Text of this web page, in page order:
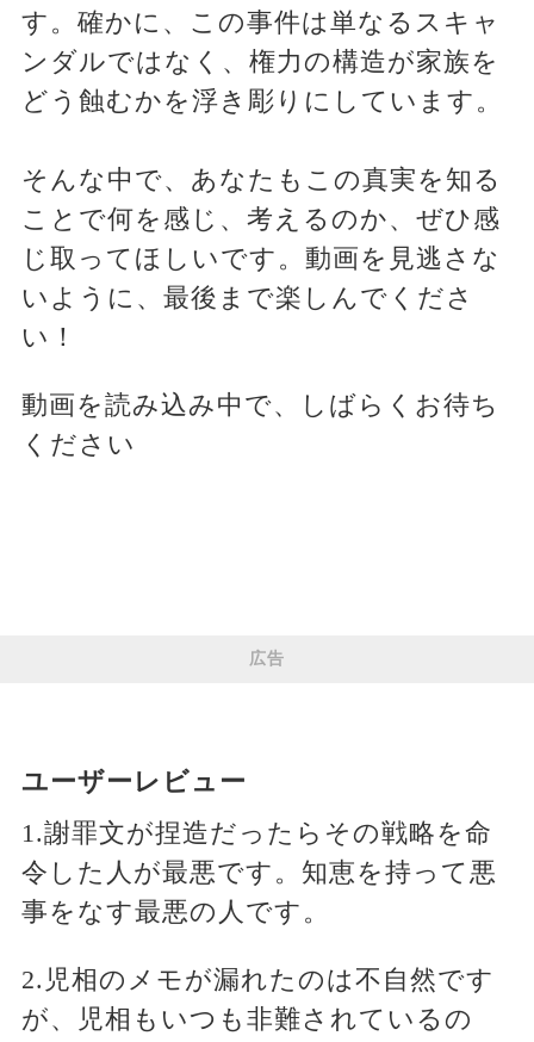
す。確かに、この事件は単なるスキャ
ンダルではなく、権力の構造が家族を
どう蝕むかを浮き彫りにしています。
そんな中で、あなたもこの真実を知る
ことで何を感じ、考えるのか、ぜひ感
じ取ってほしいです。動画を見逃さな
いように、最後まで楽しんでくださ
い！
動画を読み込み中で、しばらくお待ち
ください
広告
ユーザーレビュー
1.謝罪文が捏造だったらその戦略を命
令した人が最悪です。知恵を持って悪
事をなす最悪の人です。
2.児相のメモが漏れたのは不自然です
が、児相もいつも非難されているの